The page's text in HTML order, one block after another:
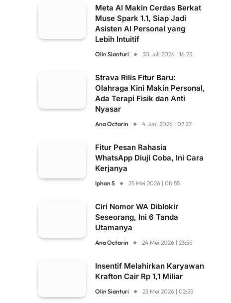
Meta AI Makin Cerdas Berkat
Muse Spark 1.1, Siap Jadi
Asisten AI Personal yang
Lebih Intuitif
Olin Sianturi 30 Juli 2026 | 16:23
Strava Rilis Fitur Baru:
Olahraga Kini Makin Personal,
Ada Terapi Fisik dan Anti
Nyasar
Ana Octarin 4 Juni 2026 | 07:27
Fitur Pesan Rahasia
WhatsApp Diuji Coba, Ini Cara
Kerjanya
Iphan S 25 Mei 2026 | 08:55
Ciri Nomor WA Diblokir
Seseorang, Ini 6 Tanda
Utamanya
Ana Octarin 24 Mei 2026 | 23:55
Insentif Melahirkan Karyawan
Krafton Cair Rp 1,1 Miliar
Olin Sianturi 23 Mei 2026 | 02:55